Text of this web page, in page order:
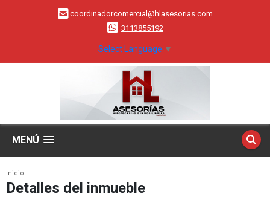
coordinadorcomercial@hlasesorias.com
3113855192
Select Language ▼
MENÚ
Inicio
Detalles del inmueble